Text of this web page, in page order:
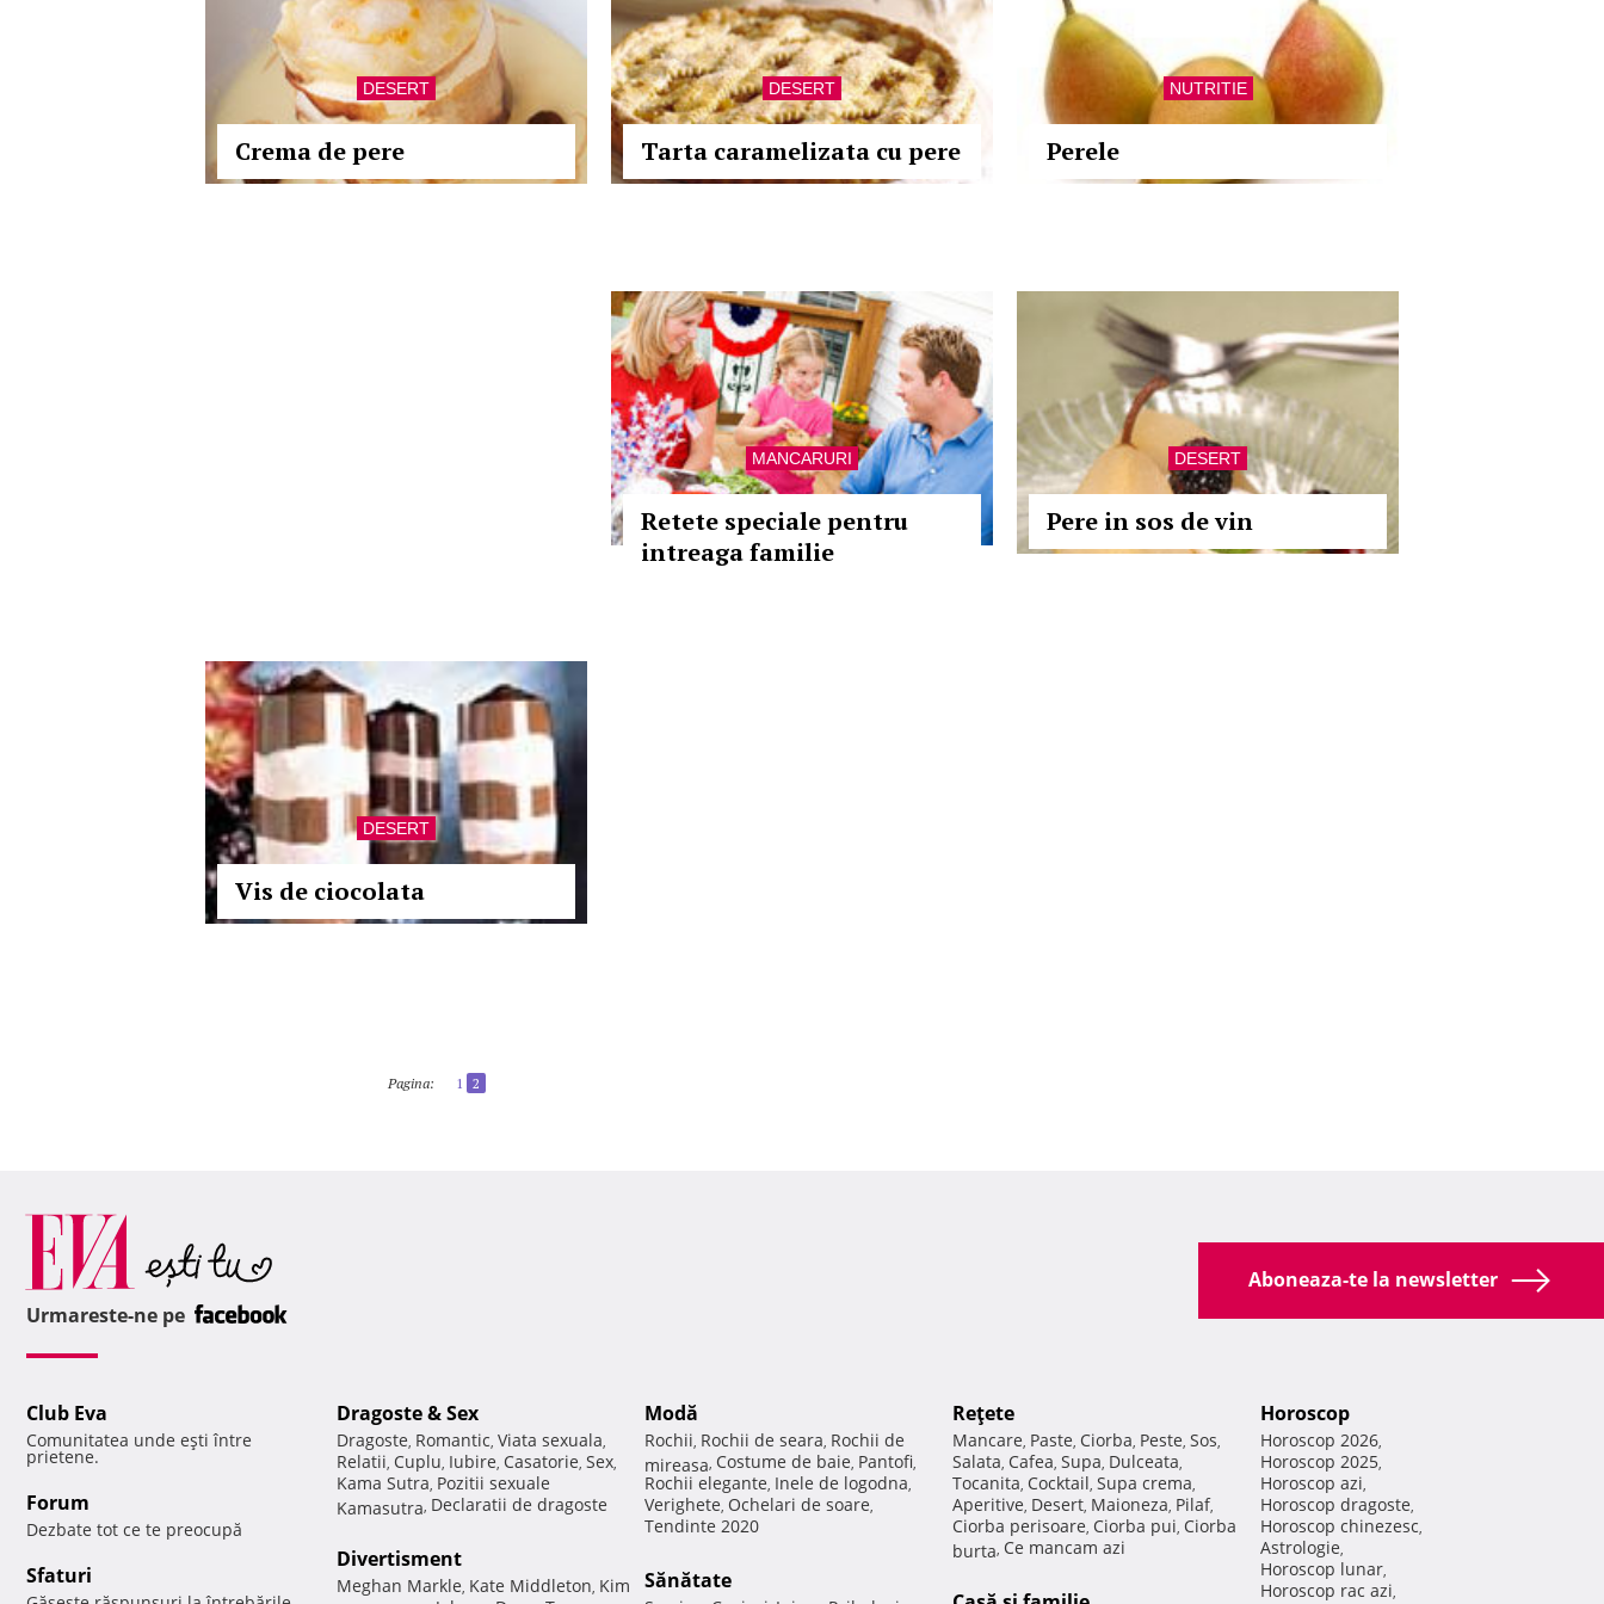
DESERT
Crema de pere
DESERT
Tarta caramelizata cu pere
NUTRITIE
Perele
MANCARURI
Retete speciale pentru
intreaga familie
DESERT
Pere in sos de vin
DESERT
Vis de ciocolata
Pagina: 1 2
Aboneaza-te la newsletter
Urmareste-ne pe
Club Eva
Comunitatea unde eşti între
prietene.
Forum
Dezbate tot ce te preocupă
Sfaturi
Dragoste & Sex
Dragoste, Romantic, Viata sexuala,
Relatii, Cuplu, Iubire, Casatorie, Sex,
Kama Sutra, Pozitii sexuale
Kamasutra, Declaratii de dragoste
Divertisment
Meghan Markle, Kate Middleton, Kim
Modă
Rochii, Rochii de seara, Rochii de
mireasa, Costume de baie, Pantofi,
Rochii elegante, Inele de logodna,
Verighete, Ochelari de soare,
Tendinte 2020
Sănătate
Reţete
Mancare, Paste, Ciorba, Peste, Sos,
Salata, Cafea, Supa, Dulceata,
Tocanita, Cocktail, Supa crema,
Aperitive, Desert, Maioneza, Pilaf,
Ciorba perisoare, Ciorba pui, Ciorba
burta, Ce mancam azi
Horoscop
Horoscop 2026,
Horoscop 2025,
Horoscop azi,
Horoscop dragoste,
Horoscop chinezesc,
Astrologie,
Horoscop lunar,
Horoscop rac azi,